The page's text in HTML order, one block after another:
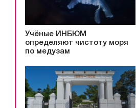
Учёные ИНБЮМ
определяют чистоту моря
по медузам